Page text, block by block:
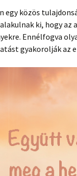
egy közös
ki, hogy
Ennélfogva
gyakorolják az